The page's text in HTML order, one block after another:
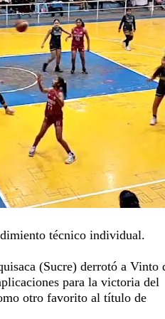
técnico individual.
(Sucre) derrotó a Vinto
para la victoria del
otro favorito al título de